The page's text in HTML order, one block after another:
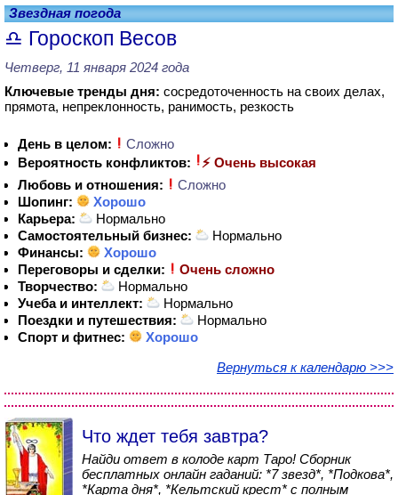
Звездная погода
Гороскоп Весов
Четверг, 11 января 2024 года
Ключевые тренды дня: сосредоточенность на своих делах,
прямота, непреклонность, ранимость, резкость
День в целом:
Сложно
Вероятность конфликтов:
⚡ Очень высокая
Любовь и отношения:
Сложно
Шопинг:
Хорошо
Карьера:
Нормально
Самостоятельный бизнес:
Нормально
Финансы:
Хорошо
Переговоры и сделки:
Очень сложно
Творчество:
Нормально
Учеба и интеллект:
Нормально
Поездки и путешествия:
Нормально
Спорт и фитнес:
Хорошо
Вернуться к календарю >>>
Что ждет тебя завтра?
Найди ответ в колоде карт Таро! Сборник
бесплатных онлайн гаданий: *7 звезд*, *Подкова*,
*Карта дня*, *Кельтский крест* с полным